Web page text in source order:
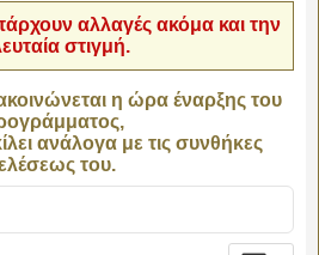
αλλαγές ακόμα και την
στιγμή.
η ώρα έναρξης του
ανάλογα με τις συνθήκες
του.